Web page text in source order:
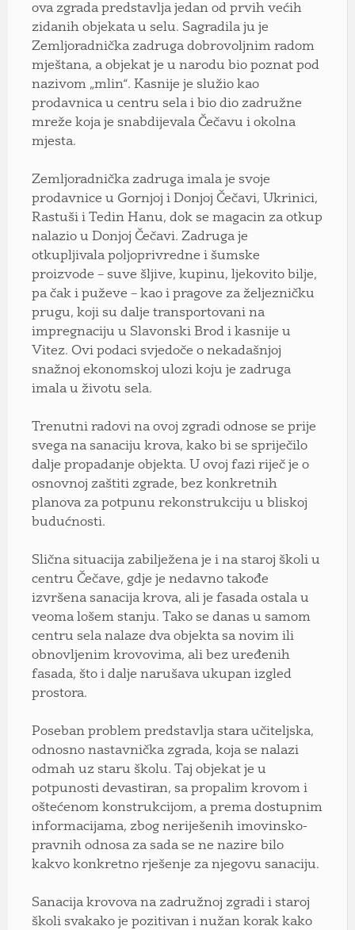
ova zgrada predstavlja jedan od prvih većih
zidanih objekata u selu. Sagradila ju je
Zemljoradnička zadruga dobrovoljnim radom
mještana, a objekat je u narodu bio poznat pod
nazivom „mlin“. Kasnije je služio kao
prodavnica u centru sela i bio dio zadružne
mreže koja je snabdijevala Čečavu i okolna
mjesta.
Zemljoradnička zadruga imala je svoje
prodavnice u Gornjoj i Donjoj Čečavi, Ukrinici,
Rastuši i Tedin Hanu, dok se magacin za otkup
nalazio u Donjoj Čečavi. Zadruga je
otkupljivala poljoprivredne i šumske
proizvode – suve šljive, kupinu, ljekovito bilje,
pa čak i puževe – kao i pragove za željezničku
prugu, koji su dalje transportovani na
impregnaciju u Slavonski Brod i kasnije u
Vitez. Ovi podaci svjedoče o nekadašnjoj
snažnoj ekonomskoj ulozi koju je zadruga
imala u životu sela.
Trenutni radovi na ovoj zgradi odnose se prije
svega na sanaciju krova, kako bi se spriječilo
dalje propadanje objekta. U ovoj fazi riječ je o
osnovnoj zaštiti zgrade, bez konkretnih
planova za potpunu rekonstrukciju u bliskoj
budućnosti.
Slična situacija zabilježena je i na staroj školi u
centru Čečave, gdje je nedavno takođe
izvršena sanacija krova, ali je fasada ostala u
veoma lošem stanju. Tako se danas u samom
centru sela nalaze dva objekta sa novim ili
obnovljenim krovovima, ali bez uređenih
fasada, što i dalje narušava ukupan izgled
prostora.
Poseban problem predstavlja stara učiteljska,
odnosno nastavnička zgrada, koja se nalazi
odmah uz staru školu. Taj objekat je u
potpunosti devastiran, sa propalim krovom i
oštećenom konstrukcijom, a prema dostupnim
informacijama, zbog neriješenih imovinsko-
pravnih odnosa za sada se ne nazire bilo
kakvo konkretno rješenje za njegovu sanaciju.
Sanacija krovova na zadružnoj zgradi i staroj
školi svakako je pozitivan i nužan korak kako